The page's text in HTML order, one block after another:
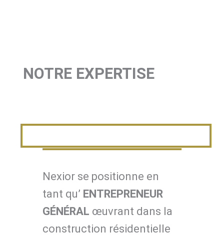
NOTRE EXPERTISE
Nexior se positionne en
tant qu’ ENTREPRENEUR
GÉNÉRAL œuvrant dans la
construction résidentielle